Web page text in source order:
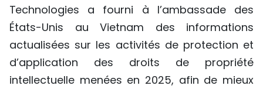
Technologies a fourni à l’ambassade des
États-Unis au Vietnam des informations
actualisées sur les activités de protection et
d’application des droits de propriété
intellectuelle menées en 2025, afin de mieux